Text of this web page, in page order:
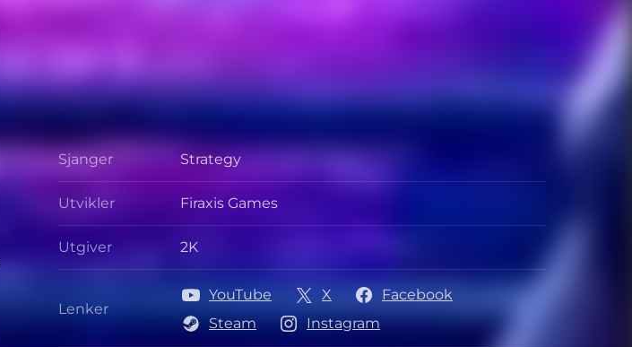
Sjanger
Sjanger
Strategy
Utvikler
Utvikler
Firaxis Games
Utgiver
Utgiver
2K
Lenker
Lenker
YouTube X
Facebook
Steam
Instagram